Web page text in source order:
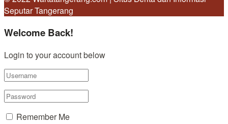
Seputar Tangerang
Welcome Back!
Login to your account below
Remember Me